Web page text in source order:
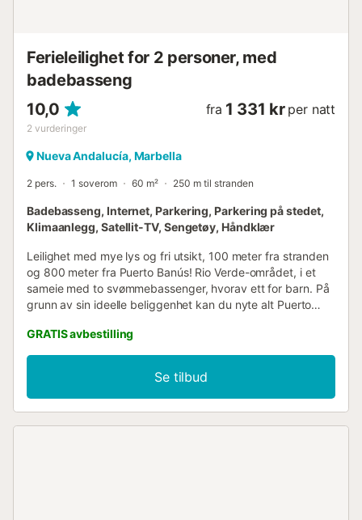
Ferieleilighet for 2 personer, med
badebasseng
10,0
2 vurderinger
fra 1 331 kr per natt
Nueva Andalucía, Marbella
2 pers. 1 soverom 60 m² 250 m til stranden
Badebasseng, Internet, Parkering, Parkering på stedet,
Klimaanlegg, Satellit-TV, Sengetøy, Håndklær
Leilighet med mye lys og fri utsikt, 100 meter fra stranden
og 800 meter fra Puerto Banús! Rio Verde-området, i et
sameie med to svømmebassenger, hvorav ett for barn. På
grunn av sin ideelle beliggenhet kan du nyte alt Puerto
barer, restauranter, samt luksusshopping og avslapning.
Leiligheten er totalrenovert i en moderne og komfortabel
stil. Den har ett soverom, ett dusjrom og et flott, fullt åpent
kjøkken mot stuen. Sameiet ligger i et boligområde, men
kun få skritt fra livligheten i Puerto Banús og Marbella. Du
GRATIS avbestilling
Se tilbud